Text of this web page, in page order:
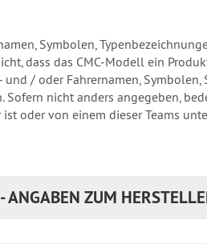
Symbolen,
dass das CMC-Modell ein
und / oder Fahrernamen,
Sofern nicht anders angegeben,
oder von einem dieser Teams
ANGABEN ZUM